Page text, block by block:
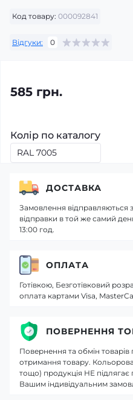
Код товару: 000092841
Відгуки: 0
585 грн.
Колір по каталогу
ДОСТАВКА
Замовлення відправляються
відправки в той же самий
13:00 год.
ОПЛАТА
Готівкою, Безготівковий
оплата картами Visa,
ПОВЕРНЕННЯ
Повернення та обмін товарів
отримання товару.
тощо) продукція НЕ
Вашим індивідуальним